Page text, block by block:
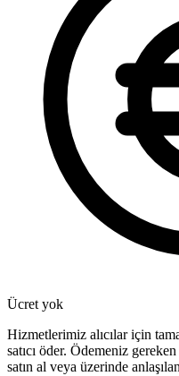
Ücret yok
Hizmetlerimiz alıcılar için
satıcı öder. Ödemeniz
satın al veya üzerinde